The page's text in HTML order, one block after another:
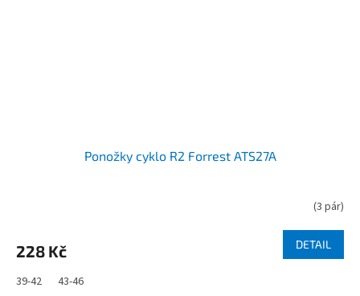
Ponožky cyklo R2 Forrest ATS27A
(3 pár)
228 Kč DETAIL
39-42 43-46